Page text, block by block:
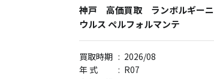
神戸 高価買取 ランボルギーニ
ウルス ペルフォルマンテ
買取時期 : 2026/08
年 式
: R07